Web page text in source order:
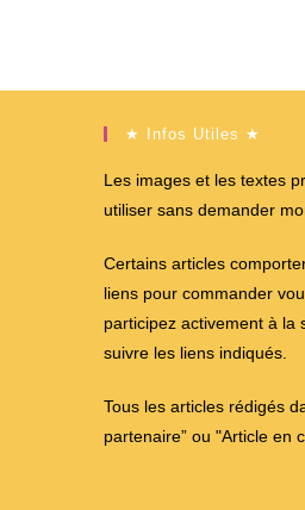
★ Infos Utiles ★
Les images et les textes
utiliser sans demander
Certains articles
liens pour commander
participez activement à la
suivre les liens indiqués.
Tous les articles rédigés
partenaire” ou "Article en